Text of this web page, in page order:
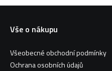
Vše o nákupu
Všeobecné obchodní podmínky
Ochrana osobních údajů